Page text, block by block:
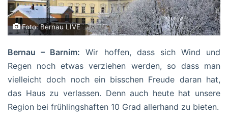
Foto: Bernau LIVE
Bernau – Barnim: Wir hoffen, dass sich Wind und
Regen noch etwas verziehen werden, so dass man
vielleicht doch noch ein bisschen Freude daran hat,
das Haus zu verlassen. Denn auch heute hat unsere
Region bei frühlingshaften 10 Grad allerhand zu bieten.